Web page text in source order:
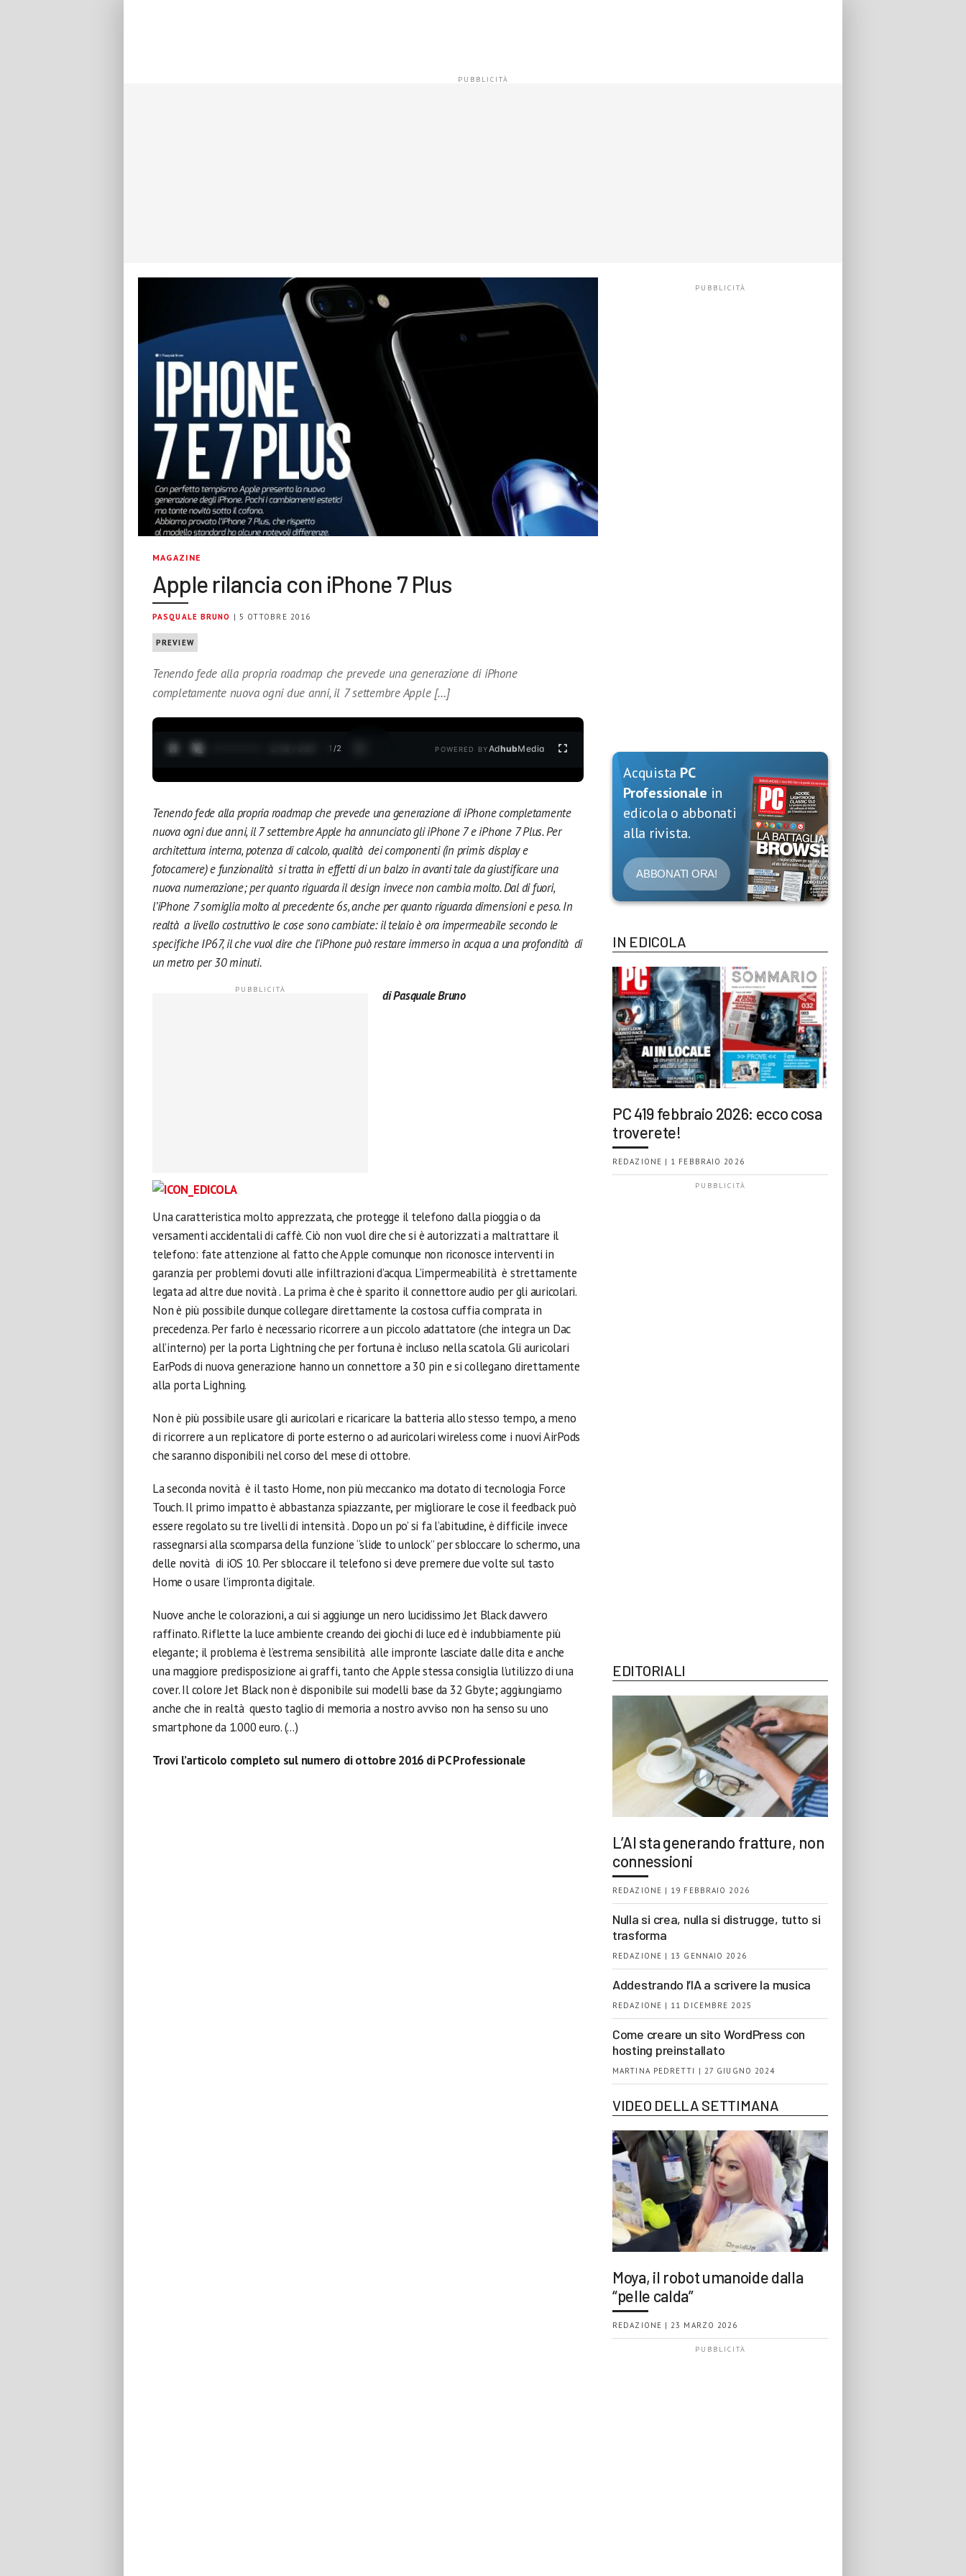
MAGAZINE
Apple rilancia con iPhone 7 Plus
PASQUALE BRUNO | 5 OTTOBRE 2016
PREVIEW
Tenendo fede alla propria roadmap che prevede una generazione di iPhone
completamente nuova ogni due anni, il 7 settembre Apple […]
1 /2 POWERED BYAdhubMedia
Tenendo fede alla propria roadmap che prevede una generazione di iPhone completamente
nuova ogni due anni, il 7 settembre Apple ha annunciato gli iPhone 7 e iPhone 7 Plus. Per
architettura interna, potenza di calcolo, qualità dei componenti (in primis display e
fotocamere) e funzionalità si tratta in effetti di un balzo in avanti tale da giustificare una
nuova numerazione; per quanto riguarda il design invece non cambia molto. Dal di fuori,
l’iPhone 7 somiglia molto al precedente 6s, anche per quanto riguarda dimensioni e peso. In
realtà a livello costruttivo le cose sono cambiate: il telaio è ora impermeabile secondo le
specifiche IP67, il che vuol dire che l’iPhone può restare immerso in acqua a una profondità di
un metro per 30 minuti.
di Pasquale Bruno
Una caratteristica molto apprezzata, che protegge il telefono dalla pioggia o da
versamenti accidentali di caffè. Ciò non vuol dire che si è autorizzati a maltrattare il
telefono: fate attenzione al fatto che Apple comunque non riconosce interventi in
garanzia per problemi dovuti alle infiltrazioni d’acqua. L’impermeabilità è strettamente
legata ad altre due novità . La prima è che è sparito il connettore audio per gli auricolari.
Non è più possibile dunque collegare direttamente la costosa cuffia comprata in
precedenza. Per farlo è necessario ricorrere a un piccolo adattatore (che integra un Dac
all’interno) per la porta Lightning che per fortuna è incluso nella scatola. Gli auricolari
EarPods di nuova generazione hanno un connettore a 30 pin e si collegano direttamente
alla porta Lighning.
Non è più possibile usare gli auricolari e ricaricare la batteria allo stesso tempo, a meno
di ricorrere a un replicatore di porte esterno o ad auricolari wireless come i nuovi AirPods
che saranno disponibili nel corso del mese di ottobre.
La seconda novità è il tasto Home, non più meccanico ma dotato di tecnologia Force
Touch. Il primo impatto è abbastanza spiazzante, per migliorare le cose il feedback può
essere regolato su tre livelli di intensità . Dopo un po’ si fa l’abitudine, è difficile invece
rassegnarsi alla scomparsa della funzione “slide to unlock” per sbloccare lo schermo, una
delle novità di iOS 10. Per sbloccare il telefono si deve premere due volte sul tasto
Home o usare l’impronta digitale.
Nuove anche le colorazioni, a cui si aggiunge un nero lucidissimo Jet Black davvero
raffinato. Riflette la luce ambiente creando dei giochi di luce ed è indubbiamente più
elegante; il problema è l’estrema sensibilità alle impronte lasciate dalle dita e anche
una maggiore predisposizione ai graffi, tanto che Apple stessa consiglia l’utilizzo di una
cover. Il colore Jet Black non è disponibile sui modelli base da 32 Gbyte; aggiungiamo
anche che in realtà questo taglio di memoria a nostro avviso non ha senso su uno
smartphone da 1.000 euro. (…)
Trovi l’articolo completo sul numero di ottobre 2016 di PC Professionale
Acquista PC
Professionale in
edicola o abbonati
alla rivista.
ABBONATI ORA!
IN EDICOLA
PC 419 febbraio 2026: ecco cosa
troverete!
REDAZIONE | 1 FEBBRAIO 2026
EDITORIALI
L’AI sta generando fratture, non
connessioni
REDAZIONE | 19 FEBBRAIO 2026
Nulla si crea, nulla si distrugge, tutto si
trasforma
REDAZIONE | 13 GENNAIO 2026
Addestrando l’IA a scrivere la musica
REDAZIONE | 11 DICEMBRE 2025
Come creare un sito WordPress con
hosting preinstallato
MARTINA PEDRETTI | 27 GIUGNO 2024
VIDEO DELLA SETTIMANA
Moya, il robot umanoide dalla
“pelle calda”
REDAZIONE | 23 MARZO 2026